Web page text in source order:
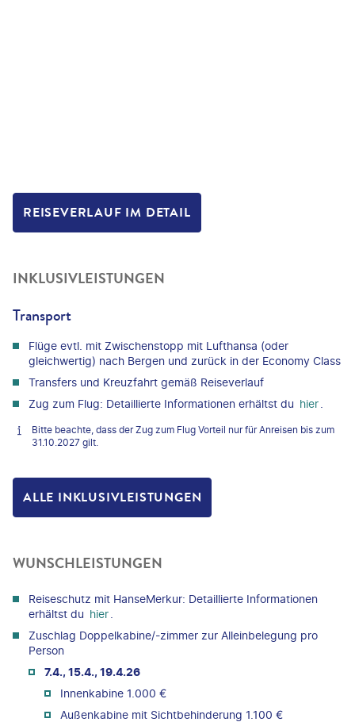
REISEVERLAUF IM DETAIL
INKLUSIVLEISTUNGEN
Transport
Flüge evtl. mit Zwischenstopp mit Lufthansa (oder
gleichwertig) nach Bergen und zurück in der Economy Class
Transfers und Kreuzfahrt gemäß Reiseverlauf
Zug zum Flug: Detaillierte Informationen erhältst du hier
Bitte beachte, dass der Zug zum Flug Vorteil nur für Anreisen bis zum
31.10.2027 gilt.
ALLE INKLUSIVLEISTUNGEN
WUNSCHLEISTUNGEN
Reiseschutz mit HanseMerkur: Detaillierte Informationen
erhältst du hier
Zuschlag Doppelkabine/-zimmer zur Alleinbelegung pro
Person
7.4., 15.4., 19.4.26
Innenkabine 1.000 €
Außenkabine mit Sichtbehinderung 1.100 €